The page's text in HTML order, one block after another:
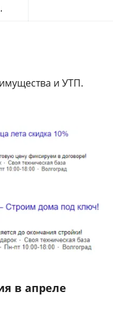
и УТП.
в апреле